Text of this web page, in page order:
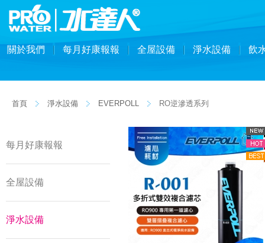
關於我們 每月好康報報 全屋設備 淨水設備 飲
首頁 淨水設備 EVERPOLL RO逆滲透系列
每月好康報報
全屋設備
淨水設備